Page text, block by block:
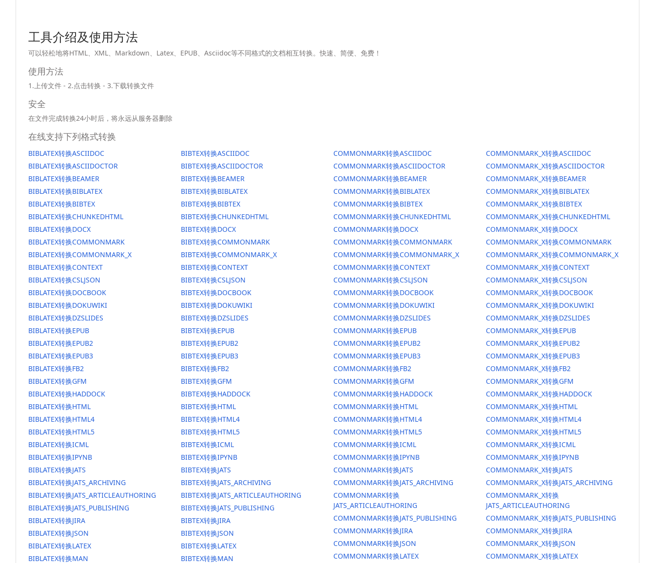
工具介绍及使用方法
可以轻松地将HTML、XML、Markdown、Latex、EPUB、Asciidoc等不同格式的文档相互转换。快速、简便、免费！
使用方法
1.上传文件 - 2.点击转换 - 3.下载转换文件
安全
在文件完成转换24小时后，将永远从服务器删除
在线支持下列格式转换
BIBLATEX转换ASCIIDOC
BIBLATEX转换ASCIIDOCTOR
BIBLATEX转换BEAMER
BIBLATEX转换BIBLATEX
BIBLATEX转换BIBTEX
BIBLATEX转换CHUNKEDHTML
BIBLATEX转换DOCX
BIBLATEX转换COMMONMARK
BIBLATEX转换COMMONMARK_X
BIBLATEX转换CONTEXT
BIBLATEX转换CSLJSON
BIBLATEX转换DOCBOOK
BIBLATEX转换DOKUWIKI
BIBLATEX转换DZSLIDES
BIBLATEX转换EPUB
BIBLATEX转换EPUB2
BIBLATEX转换EPUB3
BIBLATEX转换FB2
BIBLATEX转换GFM
BIBLATEX转换HADDOCK
BIBLATEX转换HTML
BIBLATEX转换HTML4
BIBLATEX转换HTML5
BIBLATEX转换ICML
BIBLATEX转换IPYNB
BIBLATEX转换JATS
BIBLATEX转换JATS_ARCHIVING
BIBLATEX转换JATS_ARTICLEAUTHORING
BIBLATEX转换JATS_PUBLISHING
BIBLATEX转换JIRA
BIBLATEX转换JSON
BIBLATEX转换LATEX
BIBLATEX转换MAN
BIBTEX转换ASCIIDOC
BIBTEX转换ASCIIDOCTOR
BIBTEX转换BEAMER
BIBTEX转换BIBLATEX
BIBTEX转换BIBTEX
BIBTEX转换CHUNKEDHTML
BIBTEX转换DOCX
BIBTEX转换COMMONMARK
BIBTEX转换COMMONMARK_X
BIBTEX转换CONTEXT
BIBTEX转换CSLJSON
BIBTEX转换DOCBOOK
BIBTEX转换DOKUWIKI
BIBTEX转换DZSLIDES
BIBTEX转换EPUB
BIBTEX转换EPUB2
BIBTEX转换EPUB3
BIBTEX转换FB2
BIBTEX转换GFM
BIBTEX转换HADDOCK
BIBTEX转换HTML
BIBTEX转换HTML4
BIBTEX转换HTML5
BIBTEX转换ICML
BIBTEX转换IPYNB
BIBTEX转换JATS
BIBTEX转换JATS_ARCHIVING
BIBTEX转换JATS_ARTICLEAUTHORING
BIBTEX转换JATS_PUBLISHING
BIBTEX转换JIRA
BIBTEX转换JSON
BIBTEX转换LATEX
BIBTEX转换MAN
COMMONMARK转换ASCIIDOC
COMMONMARK转换ASCIIDOCTOR
COMMONMARK转换BEAMER
COMMONMARK转换BIBLATEX
COMMONMARK转换BIBTEX
COMMONMARK转换CHUNKEDHTML
COMMONMARK转换DOCX
COMMONMARK转换COMMONMARK
COMMONMARK转换COMMONMARK_X
COMMONMARK转换CONTEXT
COMMONMARK转换CSLJSON
COMMONMARK转换DOCBOOK
COMMONMARK转换DOKUWIKI
COMMONMARK转换DZSLIDES
COMMONMARK转换EPUB
COMMONMARK转换EPUB2
COMMONMARK转换EPUB3
COMMONMARK转换FB2
COMMONMARK转换GFM
COMMONMARK转换HADDOCK
COMMONMARK转换HTML
COMMONMARK转换HTML4
COMMONMARK转换HTML5
COMMONMARK转换ICML
COMMONMARK转换IPYNB
COMMONMARK转换JATS
COMMONMARK转换JATS_ARCHIVING
COMMONMARK转换
JATS_ARTICLEAUTHORING
COMMONMARK转换JATS_PUBLISHING
COMMONMARK转换JIRA
COMMONMARK转换JSON
COMMONMARK转换LATEX
COMMONMARK_X转换ASCIIDOC
COMMONMARK_X转换ASCIIDOCTOR
COMMONMARK_X转换BEAMER
COMMONMARK_X转换BIBLATEX
COMMONMARK_X转换BIBTEX
COMMONMARK_X转换CHUNKEDHTML
COMMONMARK_X转换DOCX
COMMONMARK_X转换COMMONMARK
COMMONMARK_X转换COMMONMARK_X
COMMONMARK_X转换CONTEXT
COMMONMARK_X转换CSLJSON
COMMONMARK_X转换DOCBOOK
COMMONMARK_X转换DOKUWIKI
COMMONMARK_X转换DZSLIDES
COMMONMARK_X转换EPUB
COMMONMARK_X转换EPUB2
COMMONMARK_X转换EPUB3
COMMONMARK_X转换FB2
COMMONMARK_X转换GFM
COMMONMARK_X转换HADDOCK
COMMONMARK_X转换HTML
COMMONMARK_X转换HTML4
COMMONMARK_X转换HTML5
COMMONMARK_X转换ICML
COMMONMARK_X转换IPYNB
COMMONMARK_X转换JATS
COMMONMARK_X转换JATS_ARCHIVING
COMMONMARK_X转换
JATS_ARTICLEAUTHORING
COMMONMARK_X转换JATS_PUBLISHING
COMMONMARK_X转换JIRA
COMMONMARK_X转换JSON
COMMONMARK_X转换LATEX